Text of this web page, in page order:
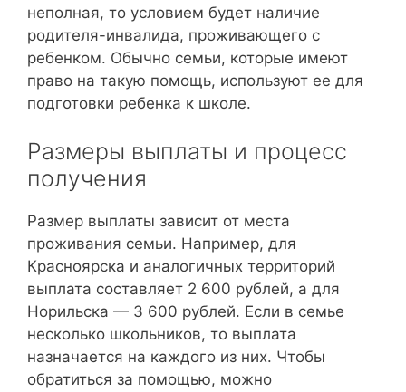
неполная, то условием будет наличие
родителя-инвалида, проживающего с
ребенком. Обычно семьи, которые имеют
право на такую помощь, используют ее для
подготовки ребенка к школе.
Размеры выплаты и процесс
получения
Размер выплаты зависит от места
проживания семьи. Например, для
Красноярска и аналогичных территорий
выплата составляет 2 600 рублей, а для
Норильска — 3 600 рублей. Если в семье
несколько школьников, то выплата
назначается на каждого из них. Чтобы
обратиться за помощью, можно